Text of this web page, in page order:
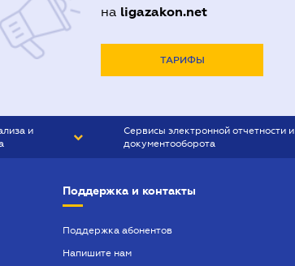
на ligazakon.net
ТАРИФЫ
и
Сервисы электронной отчетности и
документооборота
Поддержка и контакты
Поддержка абонентов
Напишите нам